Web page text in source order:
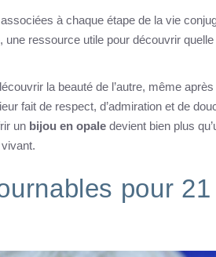
à chaque étape de la vie
, une ressource utile pour découvrir
la beauté de l’autre, même
fait de respect, d’admiration et de
un bijou en opale devient bien plus
pour